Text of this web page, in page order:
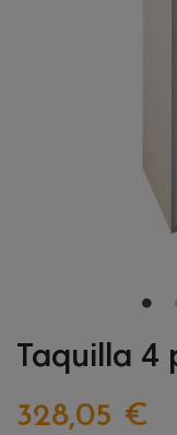
Taquilla 4
328,05 €